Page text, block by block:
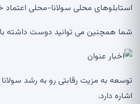
استابلوهای محلی سولانا-محلی اعتماد
شما همچنین می توانید دوست داشته
توسعه به مزیت رقابتی رو به رشد
اشاره دارد.